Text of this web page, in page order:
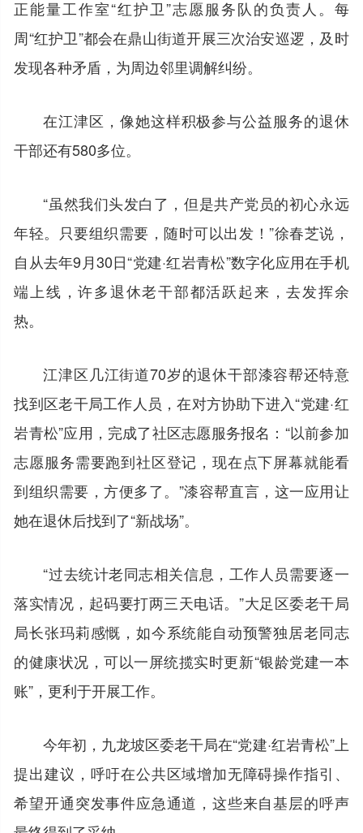
正能量工作室“红护卫”志愿服务队的负责人。每
周“红护卫”都会在鼎山街道开展三次治安巡逻，及时
发现各种矛盾，为周边邻里调解纠纷。
在江津区，像她这样积极参与公益服务的退休
干部还有580多位。
“虽然我们头发白了，但是共产党员的初心永远
年轻。只要组织需要，随时可以出发！”徐春芝说，
自从去年9月30日“党建·红岩青松”数字化应用在手机
端上线，许多退休老干部都活跃起来，去发挥余
热。
江津区几江街道70岁的退休干部漆容帮还特意
找到区老干局工作人员，在对方协助下进入“党建·红
岩青松”应用，完成了社区志愿服务报名：“以前参加
志愿服务需要跑到社区登记，现在点下屏幕就能看
到组织需要，方便多了。”漆容帮直言，这一应用让
她在退休后找到了“新战场”。
“过去统计老同志相关信息，工作人员需要逐一
落实情况，起码要打两三天电话。”大足区委老干局
局长张玛莉感慨，如今系统能自动预警独居老同志
的健康状况，可以一屏统揽实时更新“银龄党建一本
账”，更利于开展工作。
今年初，九龙坡区委老干局在“党建·红岩青松”上
提出建议，呼吁在公共区域增加无障碍操作指引、
希望开通突发事件应急通道，这些来自基层的呼声